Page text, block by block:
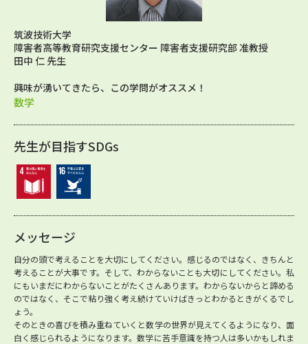
筑波技術大学
障害者高等教育研究支援センター 障害者支援研究部 准教授
田中 仁 先生
興味が湧いてきたら、この学問がオススメ！
数学
先生が目指すSDGs
メッセージ
自分の頭で考えることを大切にしてください。感じるのではなく、きちんと
考えることが大事です。そして、わからないことも大切にしてください。私
にもいまだにわからないことがたくさんあります。わからないからと諦める
のではなく、そこで粘り強く考え続けていけばきっとわかるときがくるでし
ょう。
そのときの喜びを積み重ねていくと数学の世界が見えてくるようになり、面
白く感じられるようになります。数学に苦手意識を持つ人は多いかもしれま